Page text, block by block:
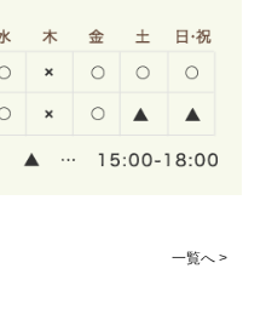
一覧へ >